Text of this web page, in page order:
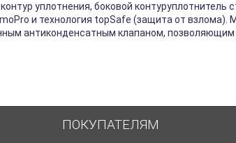
уплотнения, боковой контуруплотнитель
и технология topSafe (защита от взлома).
антиконденсатным клапаном,
ПОКУПАТЕЛЯМ